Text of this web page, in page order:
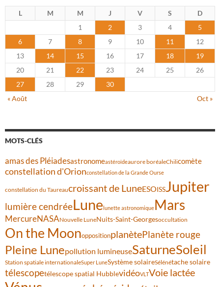
L M M J V S
D
1
2 3 4
5
6
7 8 9 10 11
12
13
14 15 16 17 18
19
20
21 22 23 24 25
26
27
28 29
30
« Août
Oct »
MOTS-CLÉS
amas des Pléiadesastronomeastéroïdeaurore boréaleChilicomète
constellation d'Orionconstellation de la Grande Ourse
constellation du Taureaucroissant de LuneESOISSJupiter
lumière cendréeLunelunette astronomiqueMars
MercureNASANouvelle LuneNuits-Saint-Georgesoccultation
On the MoonoppositionplanètePlanète rouge
Pleine Lunepollution lumineuseSaturneSoleil
Station spatiale internationaleSuper LuneSystème solaireSélénétache solaire
télescopetélescope spatial HubblevidéoVLTVoie lactée